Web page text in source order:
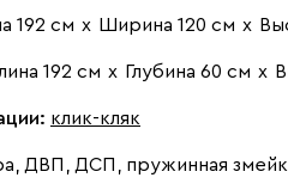
192 см х Ширина 120 см х
192 см х Глубина 60 см х
клик-кляк
ДВП, ДСП, пружинная